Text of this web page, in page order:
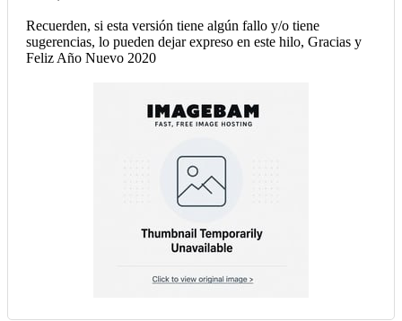
Recuerden, si esta versión tiene algún fallo y/o tiene
sugerencias, lo pueden dejar expreso en este hilo, Gracias y
Feliz Año Nuevo 2020